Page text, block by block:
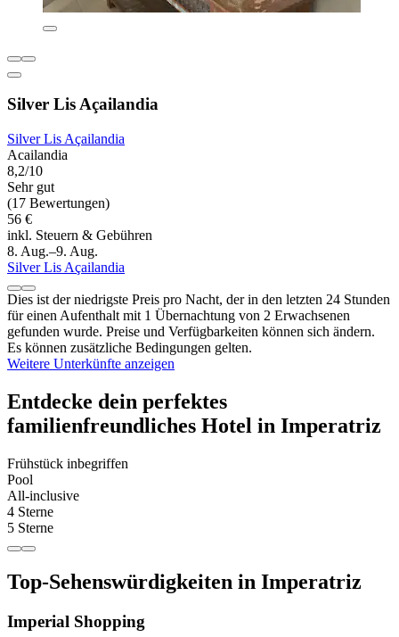
Silver Lis Açailandia
Silver Lis Açailandia
Acailandia
8,2/10
Sehr gut
(17 Bewertungen)
56 €
inkl. Steuern & Gebühren
8. Aug.–9. Aug.
Silver Lis Açailandia
Dies ist der niedrigste Preis pro Nacht, der in den letzten 24 Stunden
für einen Aufenthalt mit 1 Übernachtung von 2 Erwachsenen
gefunden wurde. Preise und Verfügbarkeiten können sich ändern.
Es können zusätzliche Bedingungen gelten.
Weitere Unterkünfte anzeigen
Entdecke dein perfektes
familienfreundliches Hotel in Imperatriz
Frühstück inbegriffen
Pool
All-inclusive
4 Sterne
5 Sterne
Top-Sehenswürdigkeiten in Imperatriz
Imperial Shopping